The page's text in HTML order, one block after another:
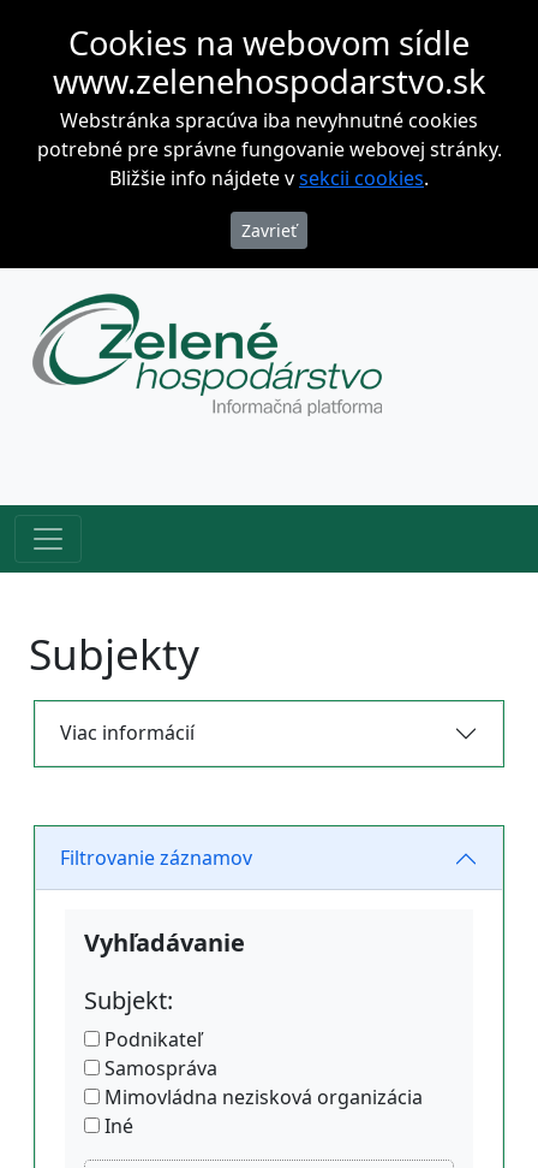
Cookies na webovom sídle
www.zelenehospodarstvo.sk
Webstránka spracúva iba nevyhnutné cookies
potrebné pre správne fungovanie webovej stránky.
Bližšie info nájdete vsekcii cookies.
Subjekty
Viac informácií
Filtrovanie záznamov
Vyhľadávanie
Subjekt:
Podnikateľ
Samospráva
Mimovládna nezisková organizácia
Iné